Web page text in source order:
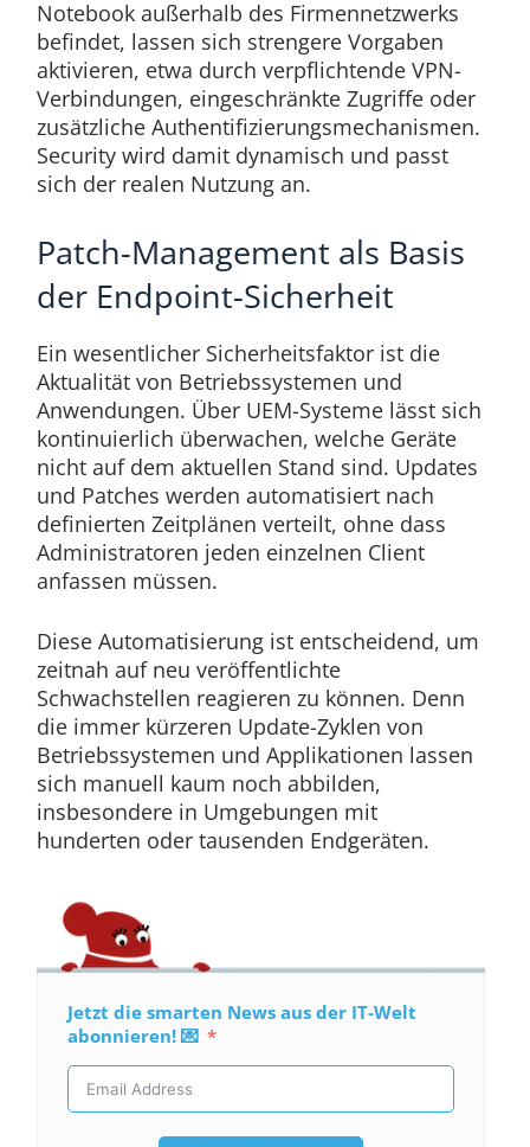
Notebook außerhalb des Firmennetzwerks
befindet, lassen sich strengere Vorgaben
aktivieren, etwa durch verpflichtende VPN-
Verbindungen, eingeschränkte Zugriffe oder
zusätzliche Authentifizierungsmechanismen.
Security wird damit dynamisch und passt
sich der realen Nutzung an.
Patch-Management als Basis
der Endpoint-Sicherheit
Ein wesentlicher Sicherheitsfaktor ist die
Aktualität von Betriebssystemen und
Anwendungen. Über UEM-Systeme lässt sich
kontinuierlich überwachen, welche Geräte
nicht auf dem aktuellen Stand sind. Updates
und Patches werden automatisiert nach
definierten Zeitplänen verteilt, ohne dass
Administratoren jeden einzelnen Client
anfassen müssen.
Diese Automatisierung ist entscheidend, um
zeitnah auf neu veröffentlichte
Schwachstellen reagieren zu können. Denn
die immer kürzeren Update-Zyklen von
Betriebssystemen und Applikationen lassen
sich manuell kaum noch abbilden,
insbesondere in Umgebungen mit
hunderten oder tausenden Endgeräten.
Jetzt die smarten News aus der IT-Welt
abonnieren! 💌